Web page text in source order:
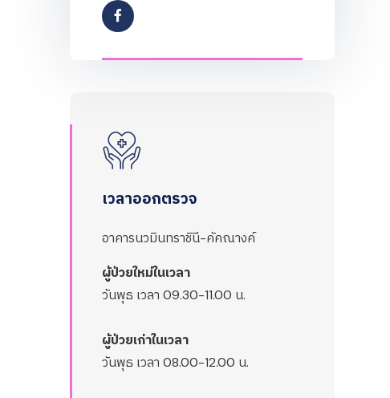
เวลาออกตรวจ
อาคารนวมินทราชินี-คัคณางค์
ผู้ป่วยใหม่ในเวลา
วันพุธ เวลา 09.30-11.00 น.
ผู้ป่วยเก่าในเวลา
วันพุธ เวลา 08.00-12.00 น.